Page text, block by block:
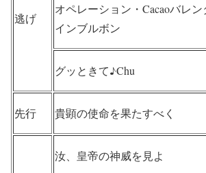
逃げ
オペレーション・Cacaoバレン
インブルボン
グッときて♪Chu
先行 貴顕の使命を果たすべく
汝、皇帝の神威を見よ